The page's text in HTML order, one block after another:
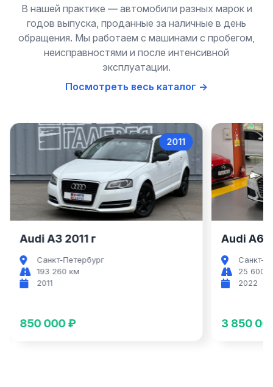
В нашей практике — автомобили разных марок и
годов выпуска, проданные за наличные в день
обращения. Мы работаем с машинами с пробегом,
неисправностями и после интенсивной
эксплуатации.
Посмотреть весь каталог →
Audi A3
2011
Audi A3 2011 г
Санкт-Петербург
193 260 км
2011
850 000 ₽
Audi A6
Санкт-
25 600
2022
3 850